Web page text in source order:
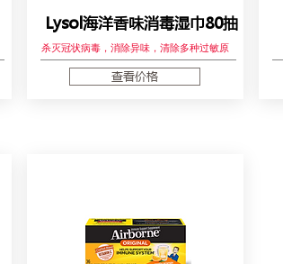
Lysol海洋香味消毒湿巾80抽
杀灭冠状病毒，消除异味，清除多种过敏原
查看价格